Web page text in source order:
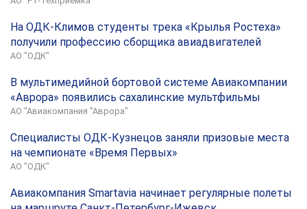
На ОДК-Климов студенты трека «Крылья Ростеха»
получили профессию сборщика авиадвигателей
АО "ОДК"
В мультимедийной бортовой системе Авиакомпании
«Аврора» появились сахалинские мультфильмы
АО "Авиакомпания "Аврора"
Специалисты ОДК-Кузнецов заняли призовые места
на чемпионате «Время Первых»
АО "ОДК"
Авиакомпания Smartavia начинает регулярные полеты